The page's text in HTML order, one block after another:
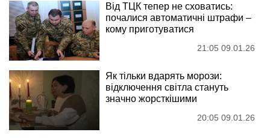
Від ТЦК тепер не сховатись:
почалися автоматичні штрафи –
кому приготуватися
21:05 09.01.26
Як тільки вдарять морози:
відключення світла стануть
значно жорсткішими
20:05 09.01.26